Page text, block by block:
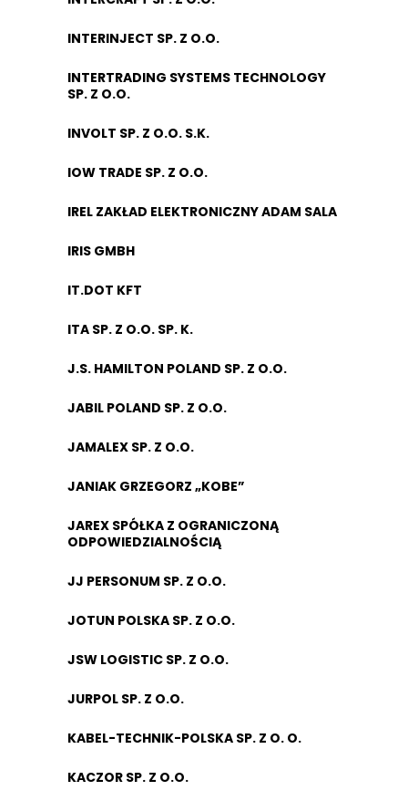
INTERINJECT SP. Z O.O.
INTERTRADING SYSTEMS TECHNOLOGY
SP. Z O.O.
INVOLT SP. Z O.O. S.K.
IOW TRADE SP. Z O.O.
IREL ZAKŁAD ELEKTRONICZNY ADAM SALA
IRIS GMBH
IT.DOT KFT
ITA SP. Z O.O. SP. K.
J.S. HAMILTON POLAND SP. Z O.O.
JABIL POLAND SP. Z O.O.
JAMALEX SP. Z O.O.
JANIAK GRZEGORZ „KOBE”
JAREX SPÓŁKA Z OGRANICZONĄ
ODPOWIEDZIALNOŚCIĄ
JJ PERSONUM SP. Z O.O.
JOTUN POLSKA SP. Z O.O.
JSW LOGISTIC SP. Z O.O.
JURPOL SP. Z O.O.
KABEL-TECHNIK-POLSKA SP. Z O. O.
KACZOR SP. Z O.O.